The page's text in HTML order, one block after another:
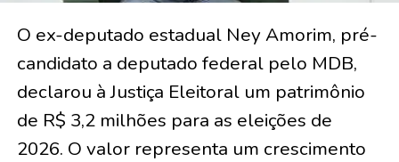
O ex-deputado estadual Ney Amorim, pré-
candidato a deputado federal pelo MDB,
declarou à Justiça Eleitoral um patrimônio
de R$ 3,2 milhões para as eleições de
2026. O valor representa um crescimento